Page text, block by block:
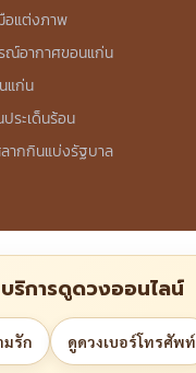
อแต่งภาพ
อากาศขอนแก่น
แก่น
ประเด็นร้อน
ากกินแบ่งรัฐบาล
บริการดูดวงออนไลน์
มรัก ดูดวงเบอร์โทรศัพท์